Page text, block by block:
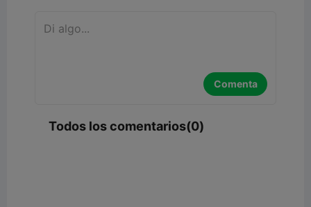
Comenta
Todos los comentarios(0)